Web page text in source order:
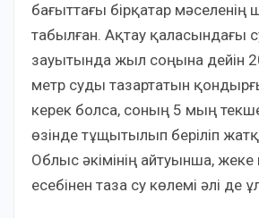
бағыттағы бірқатар мәселенің
табылған. Ақтау қаласындағы
зауытында жыл соңына дейін
метр суды тазартатын
керек болса, соның 5 мың текше
өзінде тұщытылып беріліп
Облыс әкімінің айтуынша, жеке
есебінен таза су көлемі әлі де